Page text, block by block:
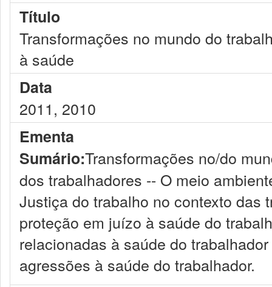
Título
Transformações no mundo do
à saúde
Data
2011, 2010
Ementa
Sumário:Transformações no/do
dos trabalhadores -- O meio
Justiça do trabalho no contexto das
proteção em juízo à saúde do
relacionadas à saúde do
agressões à saúde do trabalhador.